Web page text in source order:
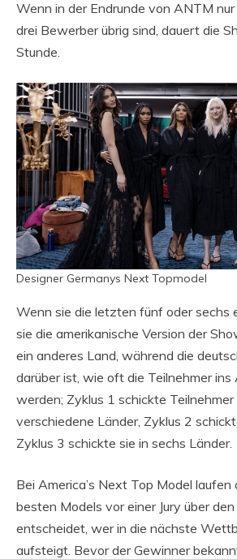
Wenn in der Endrunde von ANTM
drei Bewerber übrig sind, dauert die
Stunde.
Designer Germanys Next Topmodel
Wenn sie die letzten fünf oder sechs
sie die amerikanische Version der
ein anderes Land, während die
darüber ist, wie oft die Teilnehmer ins
werden; Zyklus 1 schickte
verschiedene Länder, Zyklus 2
Zyklus 3 schickte sie in sechs Länder.
Bei America’s Next Top Model
besten Models vor einer Jury über
entscheidet, wer in die nächste
aufsteigt. Bevor der Gewinner